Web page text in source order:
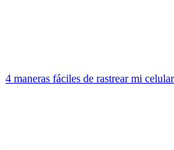
4 maneras fáciles de rastrear mi